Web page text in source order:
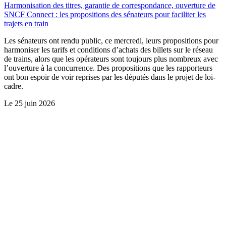
Harmonisation des titres, garantie de correspondance, ouverture de
SNCF Connect : les propositions des sénateurs pour faciliter les
trajets en train
Les sénateurs ont rendu public, ce mercredi, leurs propositions pour
harmoniser les tarifs et conditions d’achats des billets sur le réseau
de trains, alors que les opérateurs sont toujours plus nombreux avec
l’ouverture à la concurrence. Des propositions que les rapporteurs
ont bon espoir de voir reprises par les députés dans le projet de loi-
cadre.
Le 25 juin 2026